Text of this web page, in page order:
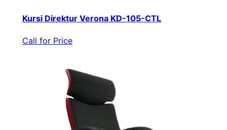
Kursi Direktur Verona KD-105-CTL
Call for Price